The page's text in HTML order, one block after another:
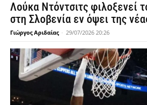
Λούκα Ντόντσιτς φιλοξενεί
στη Σλοβενία εν όψει της
Γιώργος Αριδαίας - 29/07/2026 20:26